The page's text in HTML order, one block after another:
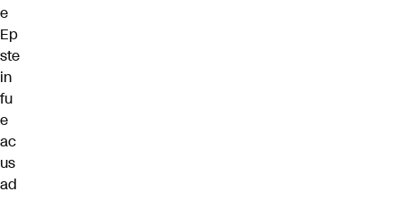
e
Ep
ste
in
fu
e
ac
us
ad